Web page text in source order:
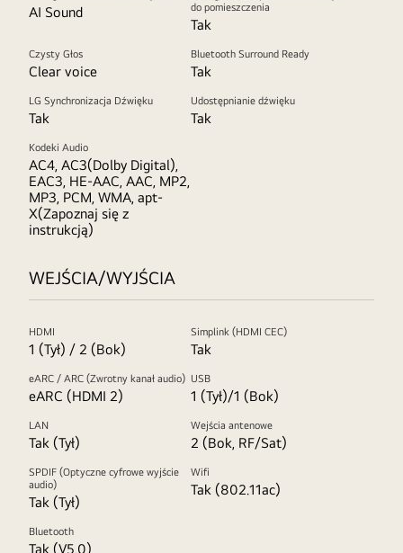
AI Sound
do pomieszczenia
Tak
Czysty Głos
Clear voice
Bluetooth Surround Ready
Tak
LG Synchronizacja Dźwięku
Tak
Udostępnianie dźwięku
Tak
Kodeki Audio
AC4, AC3(Dolby Digital),
EAC3, HE-AAC, AAC, MP2,
MP3, PCM, WMA, apt-
X(Zapoznaj się z
instrukcją)
WEJŚCIA/WYJŚCIA
HDMI
1 (Tył) / 2 (Bok)
Simplink (HDMI CEC)
Tak
eARC / ARC (Zwrotny kanał audio)
eARC (HDMI 2)
USB
1 (Tył)/1 (Bok)
LAN
Tak (Tył)
Wejścia antenowe
2 (Bok, RF/Sat)
SPDIF (Optyczne cyfrowe wyjście
audio)
Tak (Tył)
Wifi
Tak (802.11ac)
Bluetooth
Tak (V5.0)